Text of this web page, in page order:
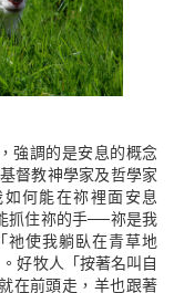
強調的是安息的概念
督教神學家及哲學家
何能在祢裡面安息
抓住祢的手──祢是我
祂使我躺臥在青草地
好牧人「按著名叫自
在前頭走，羊也跟著